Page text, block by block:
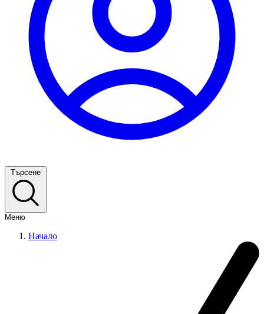
Търсене
Меню
Начало